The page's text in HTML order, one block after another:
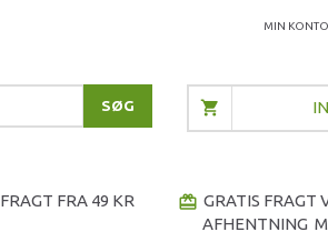
MIN KONTO
SØG
FRAGT FRA 49 KR redeem GRATIS FRAGT
AFHENTNING